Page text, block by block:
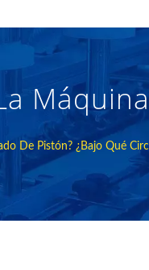
Ltd.
De Pistón? ¿Bajo Qué